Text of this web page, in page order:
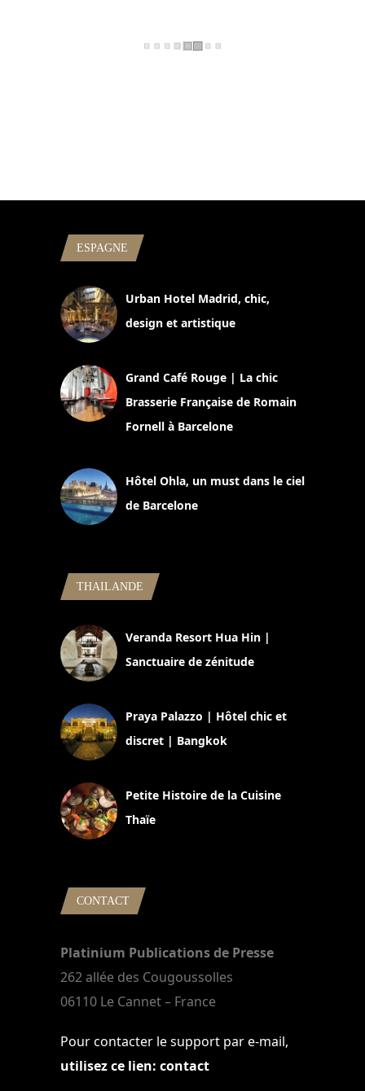
ESPAGNE
Urban Hotel Madrid, chic,
design et artistique
Grand Café Rouge | La chic
Brasserie Française de Romain
Fornell à Barcelone
Hôtel Ohla, un must dans le ciel
de Barcelone
THAILANDE
Veranda Resort Hua Hin |
Sanctuaire de zénitude
Praya Palazzo | Hôtel chic et
discret | Bangkok
Petite Histoire de la Cuisine
Thaïe
CONTACT
Platinium Publications de Presse
262 allée des Cougoussolles
06110 Le Cannet – France
Pour contacter le support par e-mail,
utilisez ce lien: contact